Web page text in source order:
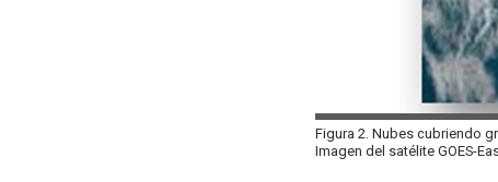
Figura 2. Nubes cubriendo
Imagen del satélite GOES-